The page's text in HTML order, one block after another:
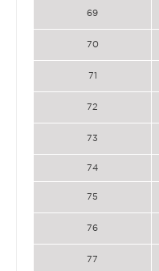
69
70
71
72
73
74
75
76
77